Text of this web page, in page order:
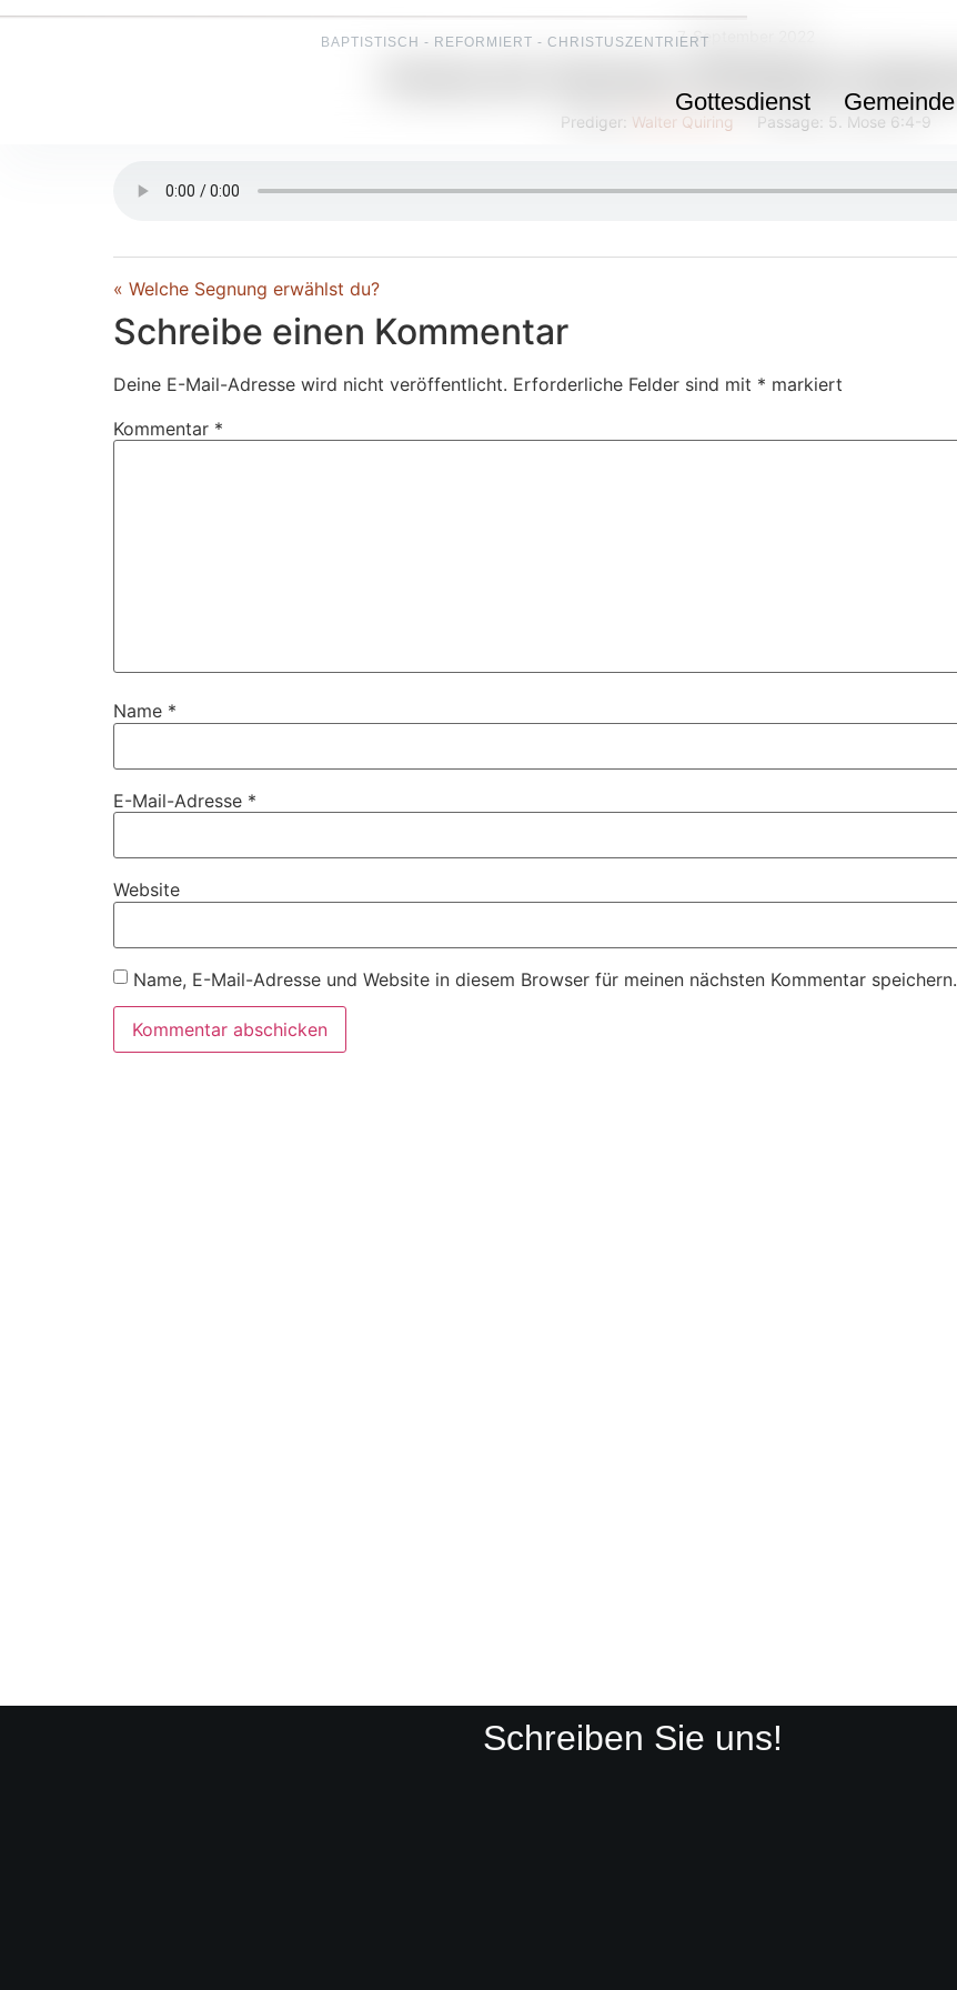
BAPTISTISCH - REFORMIERT - CHRISTUSZENTRIERT
Gottesdienst Gemeinde
7. September 2022
Prediger: Walter Quiring Passage: 5. Mose 6:4-9
« Welche Segnung erwählst du?
Schreibe einen Kommentar
Deine E-Mail-Adresse wird nicht veröffentlicht. Erforderliche Felder sind mit * markiert
Kommentar *
Name *
E-Mail-Adresse *
Website
Name, E-Mail-Adresse und Website in diesem Browser für meinen nächsten Kommentar speichern.
Schreiben Sie uns!